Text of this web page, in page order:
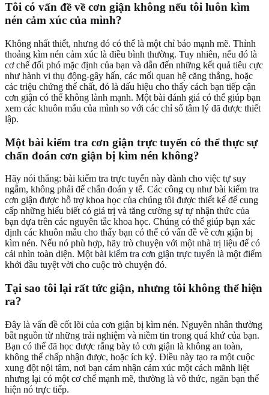
Tôi có vấn đề về cơn giận không nếu tôi luôn kìm
nén cảm xúc của mình?
Không nhất thiết, nhưng đó có thể là một chỉ báo mạnh mẽ. Thỉnh
thoảng kìm nén cảm xúc là điều bình thường. Tuy nhiên, nếu đó là
cơ chế đối phó mặc định của bạn và dẫn đến những kết quả tiêu cực
như hành vi thụ động-gây hấn, các mối quan hệ căng thẳng, hoặc
các triệu chứng thể chất, đó là dấu hiệu cho thấy cách bạn tiếp cận
cơn giận có thể không lành mạnh. Một bài đánh giá có thể giúp bạn
xem các khuôn mẫu của mình so với các chỉ số tâm lý đã được thiết
lập.
Một bài kiểm tra cơn giận trực tuyến có thể thực sự
chẩn đoán cơn giận bị kìm nén không?
Hãy nói thẳng: bài kiểm tra trực tuyến này dành cho việc tự suy
ngẫm, không phải để chẩn đoán y tế. Các công cụ như bài kiểm tra
cơn giận được hỗ trợ khoa học của chúng tôi được thiết kế để cung
cấp những hiểu biết có giá trị và tăng cường sự tự nhận thức của
bạn dựa trên các nguyên tắc khoa học. Chúng có thể giúp bạn xác
định các khuôn mẫu cho thấy bạn có thể có vấn đề về cơn giận bị
kìm nén. Nếu nó phù hợp, hãy trò chuyện với một nhà trị liệu để có
cái nhìn toàn diện. Một bài kiểm tra cơn giận trực tuyến là một điểm
khởi đầu tuyệt vời cho cuộc trò chuyện đó.
Tại sao tôi lại rất tức giận, nhưng tôi không thể hiện
ra?
Đây là vấn đề cốt lõi của cơn giận bị kìm nén. Nguyên nhân thường
bắt nguồn từ những trải nghiệm và niềm tin trong quá khứ của bạn.
Bạn có thể đã học được rằng bày tỏ cơn giận là không an toàn,
không thể chấp nhận được, hoặc ích kỷ. Điều này tạo ra một cuộc
xung đột nội tâm, nơi bạn cảm nhận cảm xúc một cách mãnh liệt
nhưng lại có một cơ chế mạnh mẽ, thường là vô thức, ngăn bạn thể
hiện nó trực tiếp.